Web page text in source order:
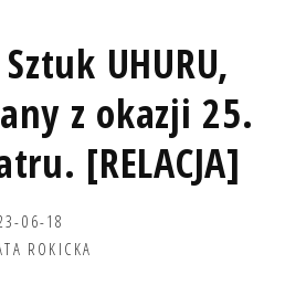
UHURU,
z okazji 25.
[RELACJA]
06-18
ROKICKA